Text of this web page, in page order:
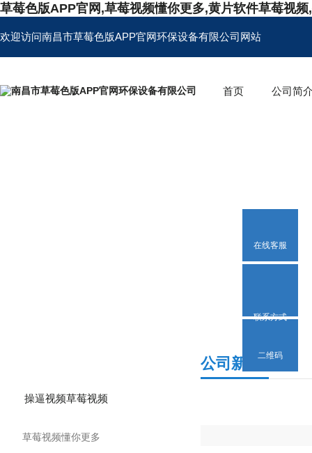
草莓色版APP官网,草莓视频懂你更多,黄片软件草莓视
欢迎访问南昌市草莓色版APP官网环保设备有限公司网站
首页 公司简
操逼视频草莓视频
草莓视频懂你更多
公司新闻
在线客服
联系方式
二维码